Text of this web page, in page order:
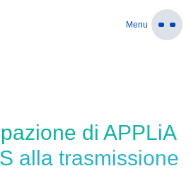
Menu
di APPLiA
alla trasmissione